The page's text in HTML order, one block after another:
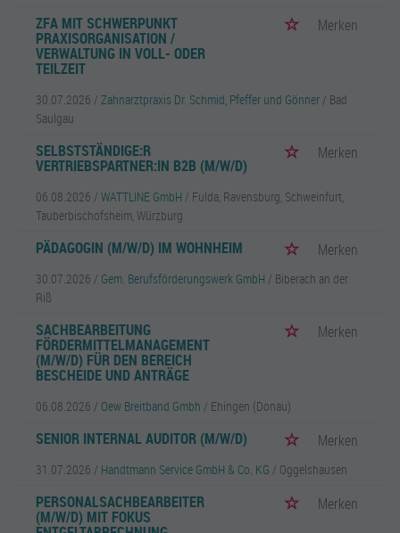
ZFA MIT SCHWERPUNKT
PRAXISORGANISATION /
VERWALTUNG IN VOLL- ODER
TEILZEIT
Merken
30.07.2026 / Zahnarztpraxis Dr. Schmid, Pfeffer und Gönner / Bad
Saulgau
SELBSTSTÄNDIGE:R
VERTRIEBSPARTNER:IN B2B (M/W/D)
Merken
06.08.2026 / WATTLINE GmbH / Fulda, Ravensburg, Schweinfurt,
Tauberbischofsheim, Würzburg
PÄDAGOGIN (M/W/D) IM WOHNHEIM Merken
30.07.2026 / Gem. Berufsförderungswerk GmbH / Biberach an der
Riß
SACHBEARBEITUNG
FÖRDERMITTELMANAGEMENT
(M/W/D) FÜR DEN BEREICH
BESCHEIDE UND ANTRÄGE
Merken
06.08.2026 / Oew Breitband Gmbh / Ehingen (Donau)
SENIOR INTERNAL AUDITOR (M/W/D) Merken
31.07.2026 / Handtmann Service GmbH & Co. KG / Oggelshausen
PERSONALSACHBEARBEITER
(M/W/D) MIT FOKUS
Merken